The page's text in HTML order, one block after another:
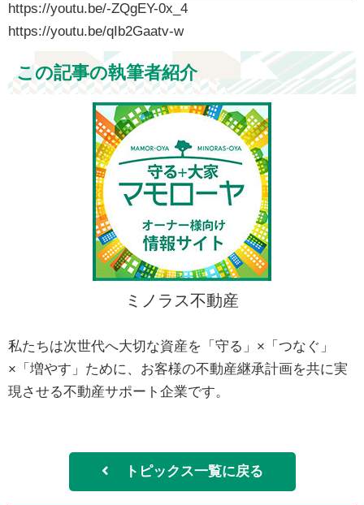
https://youtu.be/-ZQgEY-0x_4
https://youtu.be/qIb2Gaatv-w
この記事の執筆者紹介
ミノラス不動産
私たちは次世代へ大切な資産を「守る」×「つなぐ」
×「増やす」ために、お客様の不動産継承計画を共に実
現させる不動産サポート企業です。
トピックス一覧に戻る